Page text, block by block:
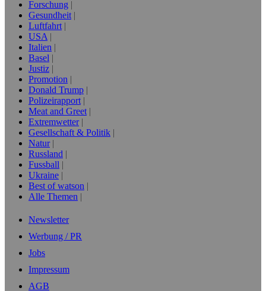
Forschung
Gesundheit
Luftfahrt
USA
Italien
Basel
Justiz
Promotion
Donald Trump
Polizeirapport
Meat and Greet
Extremwetter
Gesellschaft & Politik
Natur
Russland
Fussball
Ukraine
Best of watson
Alle Themen
Newsletter
Werbung / PR
Jobs
Impressum
AGB